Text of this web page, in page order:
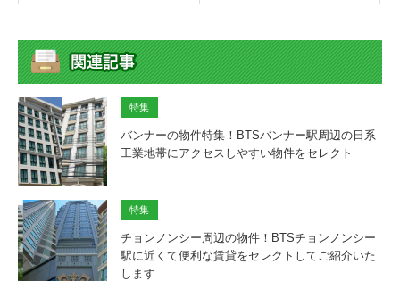
特集
バンナーの物件特集！BTSバンナー駅周辺の日系
工業地帯にアクセスしやすい物件をセレクト
特集
チョンノンシー周辺の物件！BTSチョンノンシー
駅に近くて便利な賃貸をセレクトしてご紹介いた
します